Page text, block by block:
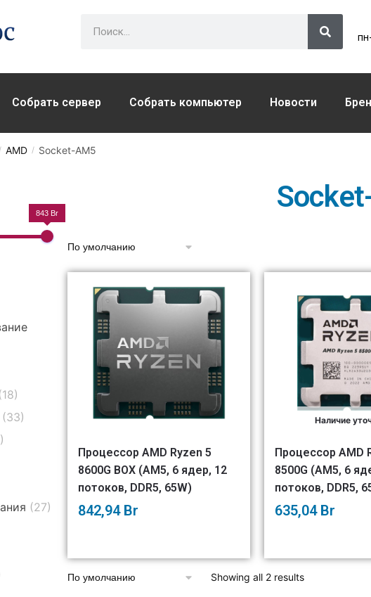
Собрать сервер Cобрать компьютер Новости
/ AMD / Socket-AM5
843 Br
(18)
(33)
(27)
Процессор AMD Ryzen 5
8600G BOX (AM5, 6 ядер, 12
потоков, DDR5, 65W)
842,94 Br
Наличие
Процессор AMD
8500G (AM5, 6
потоков, DDR5,
635,04 Br
Showing all 2 results